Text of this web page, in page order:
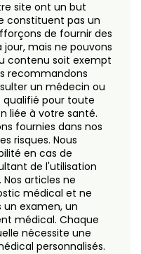
site ont un but
constituent pas un
de fournir des
mais ne pouvons
contenu soit exempt
recommandons
un médecin ou
qualifié pour toute
liée à votre santé.
fournies dans nos
risques. Nous
en cas de
de l'utilisation
articles ne
médical et ne
examen, un
médical. Chaque
nécessite une
personnalisés.